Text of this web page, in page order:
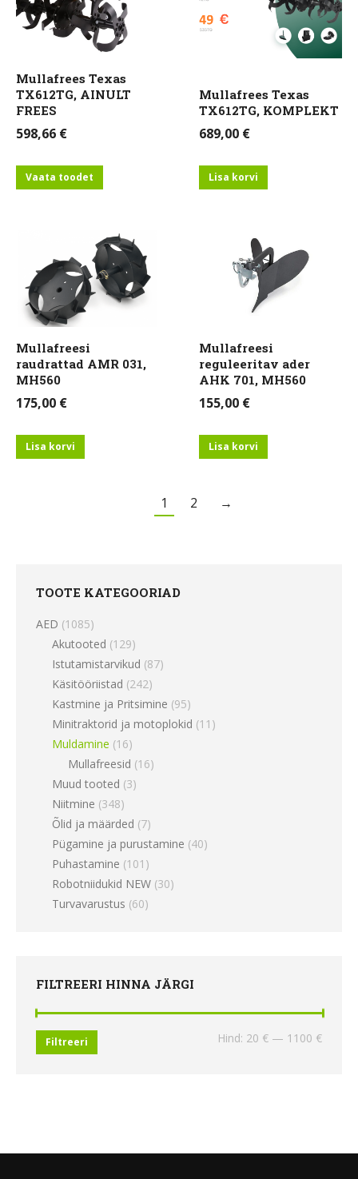
Mullafrees Texas
TX612TG, AINULT
FREES
598,66 €
Vaata toodet
Mullafrees Texas
TX612TG, KOMPLEKT
689,00 €
Lisa korvi
Mullafreesi
raudrattad AMR 031,
MH560
175,00 €
Lisa korvi
Mullafreesi
reguleeritav ader
AHK 701, MH560
155,00 €
Lisa korvi
1 2 →
TOOTE KATEGOORIAD
AED (1085)
Akutooted (129)
Istutamistarvikud (87)
Käsitööriistad (242)
Kastmine ja Pritsimine (95)
Minitraktorid ja motoplokid (11)
Muldamine (16)
Mullafreesid (16)
Muud tooted (3)
Niitmine (348)
Õlid ja määrded (7)
Pügamine ja purustamine (40)
Puhastamine (101)
Robotniidukid NEW (30)
Turvavarustus (60)
FILTREERI HINNA JÄRGI
Filtreeri Hind: 20 € — 1100 €